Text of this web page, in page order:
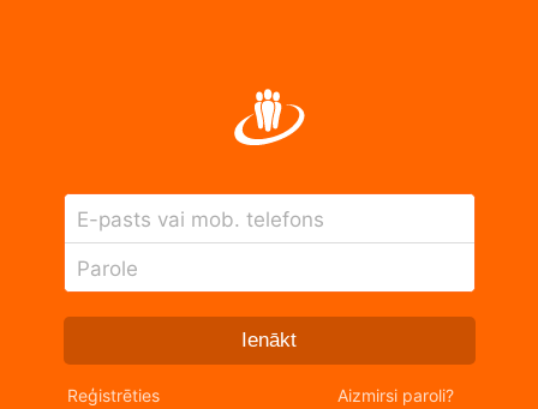
E-pasts vai mob. telefons
Parole
Ienākt
Reģistrēties Aizmirsi paroli?